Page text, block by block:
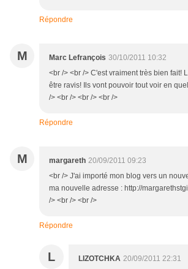
Répondre
M Marc Lefrançois 30/10/2011 10:32
<br /> <br /> C'est vraiment très bien fait!
être ravis! Ils vont pouvoir tout voir en
/> <br /> <br /> <br />
Répondre
M margareth 20/09/2011 09:23
<br /> J'ai importé mon blog vers un
ma nouvelle adresse : http://
/> <br /> <br />
Répondre
L LIZOTCHKA 20/09/2011 22:31